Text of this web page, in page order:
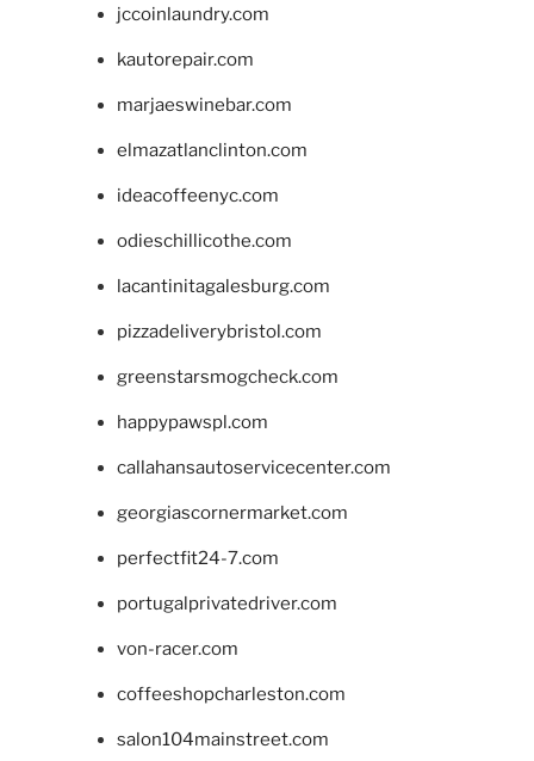
jccoinlaundry.com
kautorepair.com
marjaeswinebar.com
elmazatlanclinton.com
ideacoffeenyc.com
odieschillicothe.com
lacantinitagalesburg.com
pizzadeliverybristol.com
greenstarsmogcheck.com
happypawspl.com
callahansautoservicecenter.com
georgiascornermarket.com
perfectfit24-7.com
portugalprivatedriver.com
von-racer.com
coffeeshopcharleston.com
salon104mainstreet.com